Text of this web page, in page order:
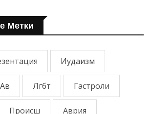
Метки
Иудаизм
Ав Лгбт Гастроли
Происш Аврия